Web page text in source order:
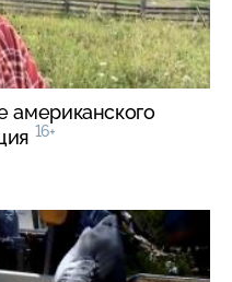
американского
16+